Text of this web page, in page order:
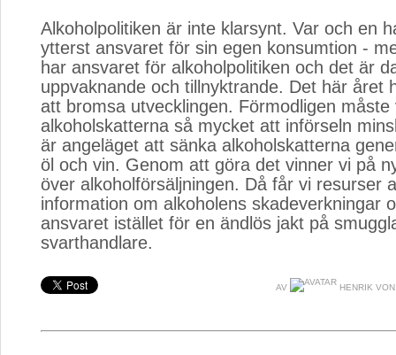
Alkoholpolitiken är inte klarsynt. Var och en
ytterst ansvaret för sin egen konsumtion -
har ansvaret för alkoholpolitiken och det är
uppvaknande och tillnyktrande. Det här året
att bromsa utvecklingen. Förmodligen måste
alkoholskatterna så mycket att införseln
är angeläget att sänka alkoholskatterna
öl och vin. Genom att göra det vinner vi på
över alkoholförsäljningen. Då får vi resurser
information om alkoholens skadeverkningar
ansvaret istället för en ändlös jakt på
svarthandlare.
AV HENRIK